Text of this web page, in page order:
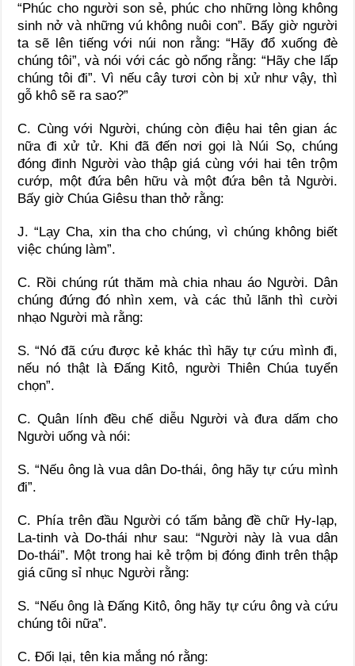
“Phúc cho người son sẻ, phúc cho những lòng không
sinh nở và những vú không nuôi con”. Bấy giờ người
ta sẽ lên tiếng với núi non rằng: “Hãy đổ xuống đè
chúng tôi”, và nói với các gò nổng rằng: “Hãy che lấp
chúng tôi đi”. Vì nếu cây tươi còn bị xử như vậy, thì
gỗ khô sẽ ra sao?”
C. Cùng với Người, chúng còn điệu hai tên gian ác
nữa đi xử tử. Khi đã đến nơi gọi là Núi Sọ, chúng
đóng đinh Người vào thập giá cùng với hai tên trộm
cướp, một đứa bên hữu và một đứa bên tả Người.
Bấy giờ Chúa Giêsu than thở rằng:
J. “Lạy Cha, xin tha cho chúng, vì chúng không biết
việc chúng làm”.
C. Rồi chúng rút thăm mà chia nhau áo Người. Dân
chúng đứng đó nhìn xem, và các thủ lãnh thì cười
nhạo Người mà rằng:
S. “Nó đã cứu được kẻ khác thì hãy tự cứu mình đi,
nếu nó thật là Ðấng Kitô, người Thiên Chúa tuyển
chọn”.
C. Quân lính đều chế diễu Người và đưa dấm cho
Người uống và nói:
S. “Nếu ông là vua dân Do-thái, ông hãy tự cứu mình
đi”.
C. Phía trên đầu Người có tấm bảng đề chữ Hy-lạp,
La-tinh và Do-thái như sau: “Người này là vua dân
Do-thái”. Một trong hai kẻ trộm bị đóng đinh trên thập
giá cũng sỉ nhục Người rằng:
S. “Nếu ông là Ðấng Kitô, ông hãy tự cứu ông và cứu
chúng tôi nữa”.
C. Ðối lại, tên kia mắng nó rằng: